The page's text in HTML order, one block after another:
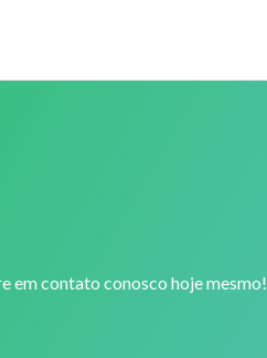
em contato conosco hoje mesmo!